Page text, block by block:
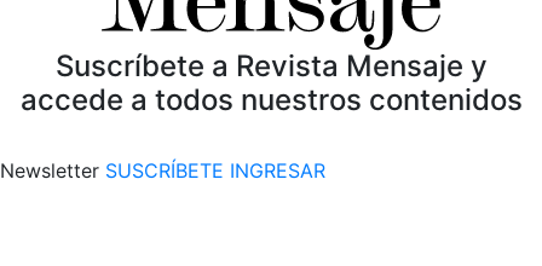
Suscríbete a Revista Mensaje y
accede a todos nuestros contenidos
Newsletter SUSCRÍBETE INGRESAR